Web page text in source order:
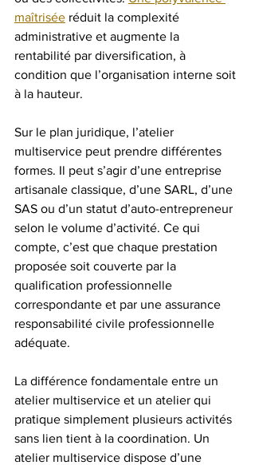
maîtrisée réduit la complexité
administrative et augmente la
rentabilité par diversification, à
condition que l’organisation interne soit
à la hauteur.
Sur le plan juridique, l’atelier
multiservice peut prendre différentes
formes. Il peut s’agir d’une entreprise
artisanale classique, d’une SARL, d’une
SAS ou d’un statut d’auto-entrepreneur
selon le volume d’activité. Ce qui
compte, c’est que chaque prestation
proposée soit couverte par la
qualification professionnelle
correspondante et par une assurance
responsabilité civile professionnelle
adéquate.
La différence fondamentale entre un
atelier multiservice et un atelier qui
pratique simplement plusieurs activités
sans lien tient à la coordination. Un
atelier multiservice dispose d’une